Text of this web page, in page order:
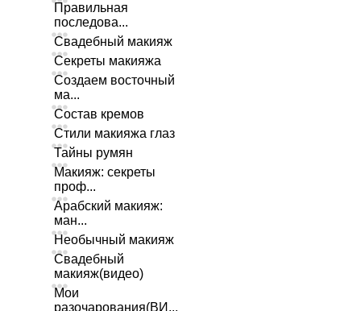
Правильная
последова...
Свадебный макияж
Секреты макияжа
Создаем восточный
ма...
Состав кремов
Стили макияжа глаз
Тайны румян
Макияж: секреты
проф...
Арабский макияж:
ман...
Необычный макияж
Свадебный
макияж(видео)
Мои
разочарования(ВИ...